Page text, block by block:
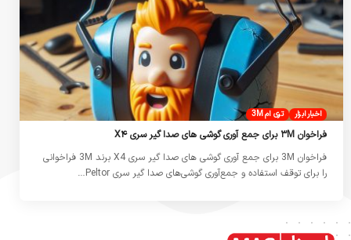
اخبار ابزار تری ام 3M
فراخوان ۳M برای جمع آوری گوشی های صدا گیر سری X۴
فراخوان 3M برای جمع آوری گوشی های صدا گیر سری X4 برند 3M فراخوانی
را برای توقف استفاده و جمع‌آوری گوشی‌های صدا گیر سری Peltor…